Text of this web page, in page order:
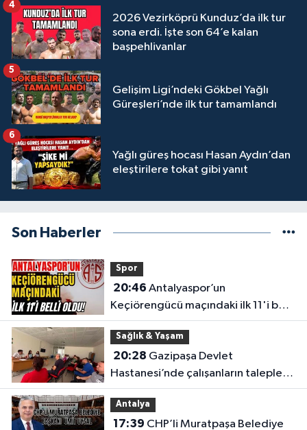
2026 Vezirköprü Kunduz’da ilk tur
sona erdi. İşte son 64’e kalan
başpehlivanlar
4
Gelişim Ligi’ndeki Gökbel Yağlı
Güreşleri’nde ilk tur tamamlandı
5
Yağlı güreş hocası Hasan Aydın’dan
eleştirilere tokat gibi yanıt
6
Son Haberler
Spor
20:46
Keçiörengücü maçındaki ilk 11'i belli
oldu!
Sağlık & Yaşam
20:28
Hastanesi’nde çalışanların talepleri
masaya yatırıldı
Antalya
17:39